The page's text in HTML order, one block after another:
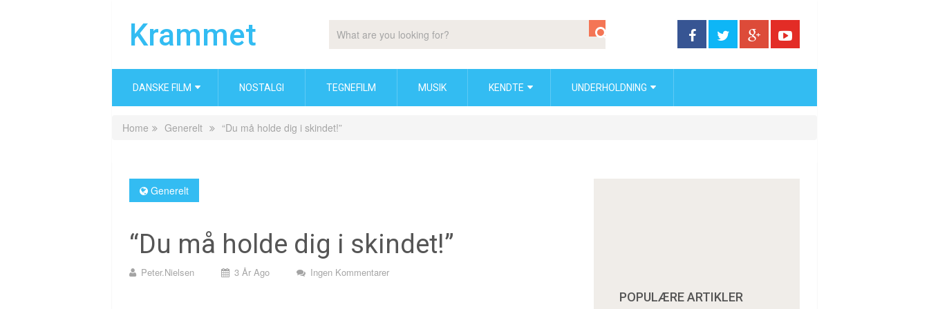
Krammet
DANSKE FILM NOSTALGI TEGNEFILM MUSIK KENDTE UNDERHOLDNING
Home Generelt “Du må holde dig i skindet!”
Generelt
“Du må holde dig i skindet!”
Peter.nielsen 3 År Ago Ingen Kommentarer
POPULÆRE ARTIKLER